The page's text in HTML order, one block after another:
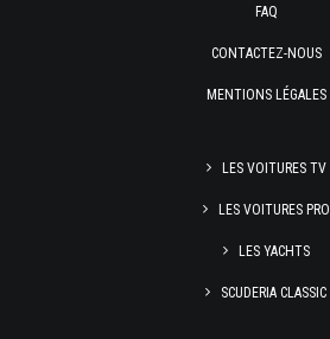
FAQ
CONTACTEZ-NOUS
MENTIONS LÉGALES
LES VOITURES TV
LES VOITURES PRO
LES YACHTS
SCUDERIA CLASSIC